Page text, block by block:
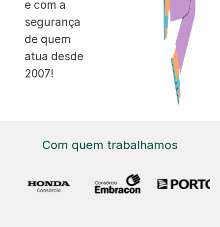
e com a
segurança
de quem
atua desde
2007!
Com quem trabalhamos